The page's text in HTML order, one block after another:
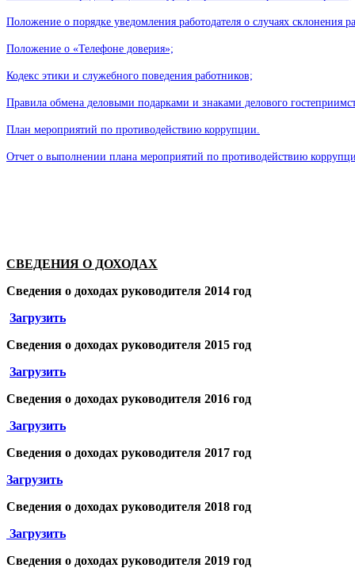
Положение о порядке уведомления работодателя о случаях
Положение о «Телефоне доверия»;
Кодекс этики и служебного поведения работников;
Правила обмена деловыми подарками и знаками делового
План мероприятий по противодействию коррупции.
Отчет о выполнении плана мероприятий по противодействию
СВЕДЕНИЯ О ДОХОДАХ
Сведения о доходах руководителя 2014 год
Загрузить
Сведения о доходах руководителя 2015 год
Загрузить
Сведения о доходах руководителя 2016 год
Загрузить
Сведения о доходах руководителя 2017 год
Загрузить
Сведения о доходах руководителя 2018 год
Загрузить
Сведения о доходах руководителя 2019 год